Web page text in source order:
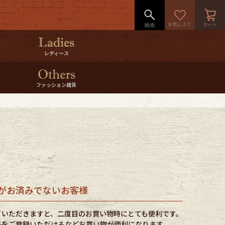
レディース
ファッション雑貨
お済みでないお客様
ただきますと、二度目のお買い物時にとても便利です。